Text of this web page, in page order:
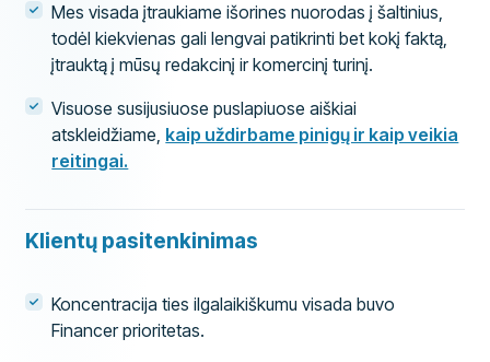
Mes visada įtraukiame išorines nuorodas į šaltinius,
todėl kiekvienas gali lengvai patikrinti bet kokį faktą,
įtrauktą į mūsų redakcinį ir komercinį turinį.
Visuose susijusiuose puslapiuose aiškiai
atskleidžiame, kaip uždirbame pinigų ir kaip veikia
reitingai.
Klientų pasitenkinimas
Koncentracija ties ilgalaikiškumu visada buvo
Financer prioritetas.